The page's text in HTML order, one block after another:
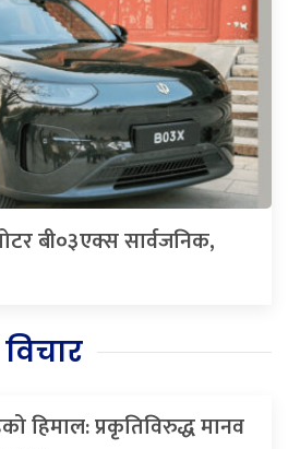
बी०३एक्स सार्वजनिक,
विचार
हिमाल: प्रकृतिविरुद्ध मानव